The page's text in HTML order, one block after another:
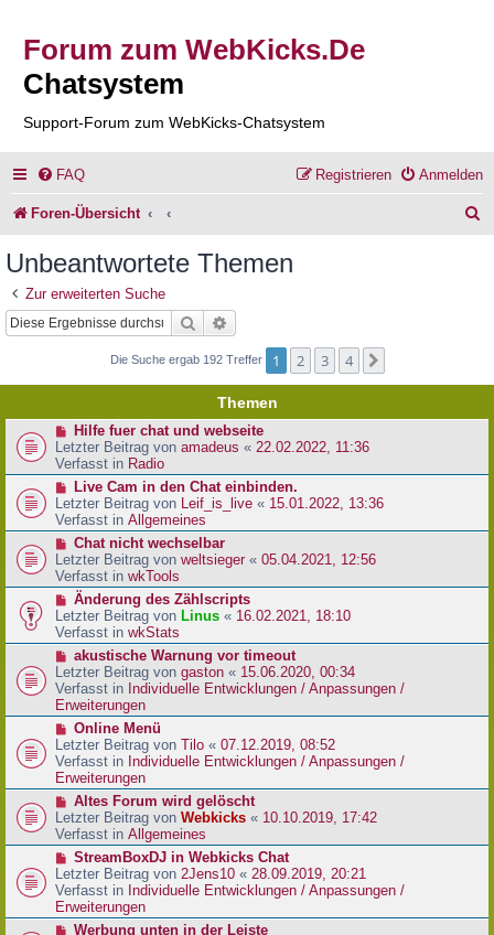
Forum zum WebKicks.De
Chatsystem
Support-Forum zum WebKicks-Chatsystem
FAQ Anmelden
Registrieren
Foren-Übersicht
Unbeantwortete Themen
Zur erweiterten Suche
Suche
Die Suche ergab 192 Treffer 1 2 3 4
Themen
N
e
u
e
r
B
e
t
r
a
g
Hilfe fuer chat und webseite
Letzter Beitrag von amadeus « 22.02.2022, 11:36
Verfasst in Radio
N
e
u
e
r
B
e
t
r
a
g
Live Cam in den Chat einbinden.
Letzter Beitrag von Leif_is_live « 15.01.2022, 13:36
Verfasst in Allgemeines
N
e
u
e
r
B
e
t
r
a
g
Chat nicht wechselbar
Letzter Beitrag von weltsieger « 05.04.2021, 12:56
Verfasst in wkTools
N
e
u
e
r
B
e
i
r
a
g
Änderung des Zählscripts
Letzter Beitrag von Linus « 16.02.2021, 18:10
Verfasst in wkStats
N
e
u
e
r
B
e
i
t
a
g
akustische Warnung vor timeout
Letzter Beitrag von gaston « 15.06.2020, 00:34
Verfasst in Individuelle Entwicklungen / Anpassungen /
Erweiterungen
N
e
u
e
r
B
e
i
r
a
g
Online Menü
Letzter Beitrag von Tilo « 07.12.2019, 08:52
Verfasst in Individuelle Entwicklungen / Anpassungen /
Erweiterungen
N
e
u
e
r
B
e
i
Altes Forum wird gelöscht
Letzter Beitrag von Webkicks « 10.10.2019, 17:42
Verfasst in Allgemeines
N
e
u
e
r
StreamBoxDJ in Webkicks Chat
Letzter Beitrag von 2Jens10 « 28.09.2019, 20:21
Verfasst in Individuelle Entwicklungen / Anpassungen /
Erweiterungen
NWerbung unten in der Leiste